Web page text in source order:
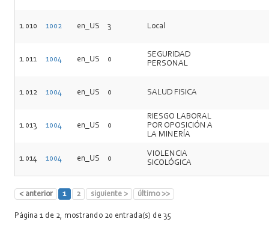
1.010 1002 en_US 3 Local
1.011 1004 en_US 0
SEGURIDAD
PERSONAL
1.012 1004 en_US 0 SALUD FISICA
1.013 1004 en_US 0
RIESGO LABORAL
POR OPOSICIÓN A
LA MINERÍA
1.014 1004 en_US 0
VIOLENCIA
SICOLÓGICA
< anterior 1 2 siguiente > último >>
Página 1 de 2, mostrando 20 entrada(s) de 35